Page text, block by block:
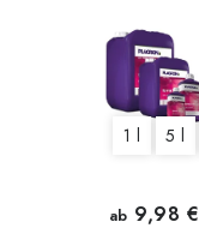
1 l 5 l
ab 9,98 €